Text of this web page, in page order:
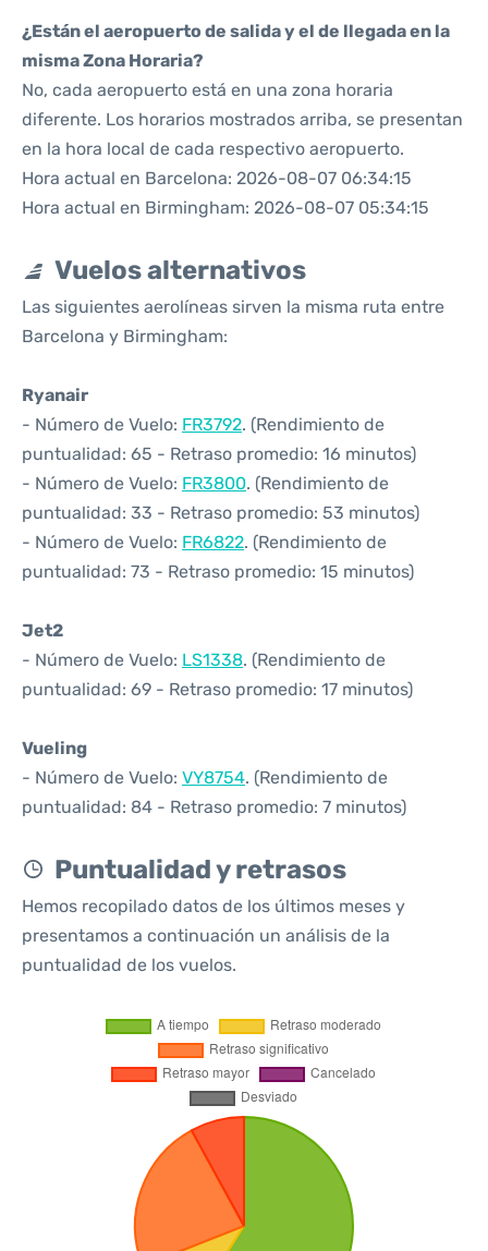
¿Están el aeropuerto de salida y el de llegada en la
misma Zona Horaria?
No, cada aeropuerto está en una zona horaria
diferente. Los horarios mostrados arriba, se presentan
en la hora local de cada respectivo aeropuerto.
Hora actual en Barcelona: 2026-08-07 06:34:15
Hora actual en Birmingham: 2026-08-07 05:34:15
Vuelos alternativos
Las siguientes aerolíneas sirven la misma ruta entre
Barcelona y Birmingham:
Ryanair
- Número de Vuelo: FR3792. (Rendimiento de
puntualidad: 65 - Retraso promedio: 16 minutos)
- Número de Vuelo: FR3800. (Rendimiento de
puntualidad: 33 - Retraso promedio: 53 minutos)
- Número de Vuelo: FR6822. (Rendimiento de
puntualidad: 73 - Retraso promedio: 15 minutos)
Jet2
- Número de Vuelo: LS1338. (Rendimiento de
puntualidad: 69 - Retraso promedio: 17 minutos)
Vueling
- Número de Vuelo: VY8754. (Rendimiento de
puntualidad: 84 - Retraso promedio: 7 minutos)
Puntualidad y retrasos
Hemos recopilado datos de los últimos meses y
presentamos a continuación un análisis de la
puntualidad de los vuelos.